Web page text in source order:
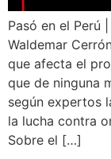
Pasó en el Perú
Waldemar
que afecta el
que de ninguna
según expertos
la lucha contra
Sobre el […]